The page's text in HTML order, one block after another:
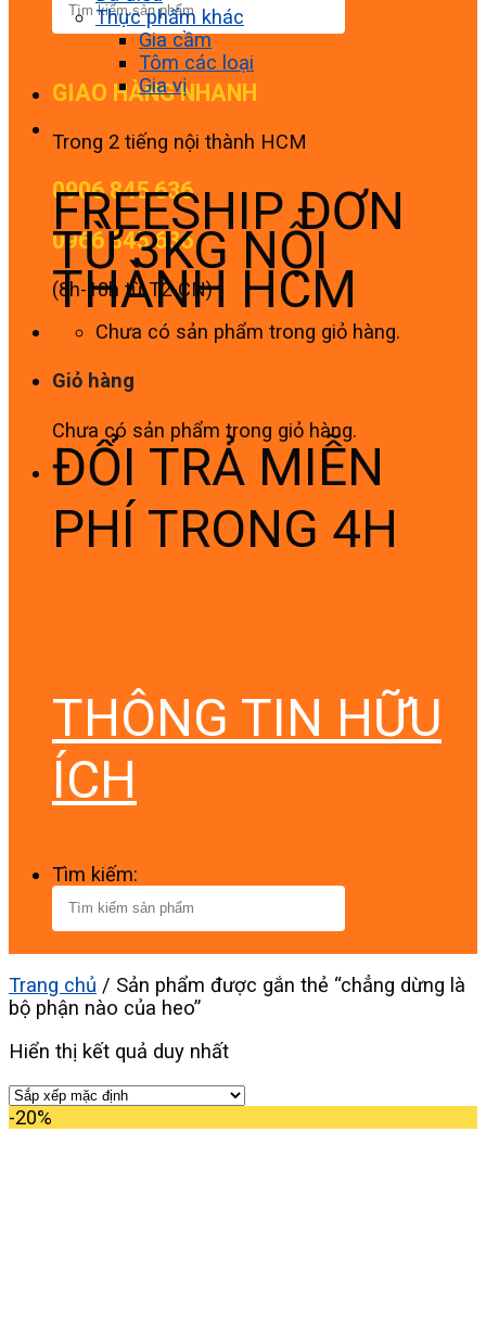
GIAO HÀNG NHANH
Trong 2 tiếng nội thành HCM
0906 845 636
0966 845 636
(8h-18h từ T2-CN)
Chưa có sản phẩm trong giỏ hàng.
Giỏ hàng
Chưa có sản phẩm trong giỏ hàng.
Thực phẩm khác
Gia cầm
Tôm các loại
Gia vị
FREESHIP ĐƠN
TỪ 3KG NỘI
THÀNH HCM
ĐỔI TRẢ MIỄN
PHÍ TRONG 4H
THÔNG TIN HỮU
ÍCH
Tìm kiếm:
Trang chủ / Sản phẩm được gắn thẻ “chẳng dừng là
bộ phận nào của heo”
Hiển thị kết quả duy nhất
-20%